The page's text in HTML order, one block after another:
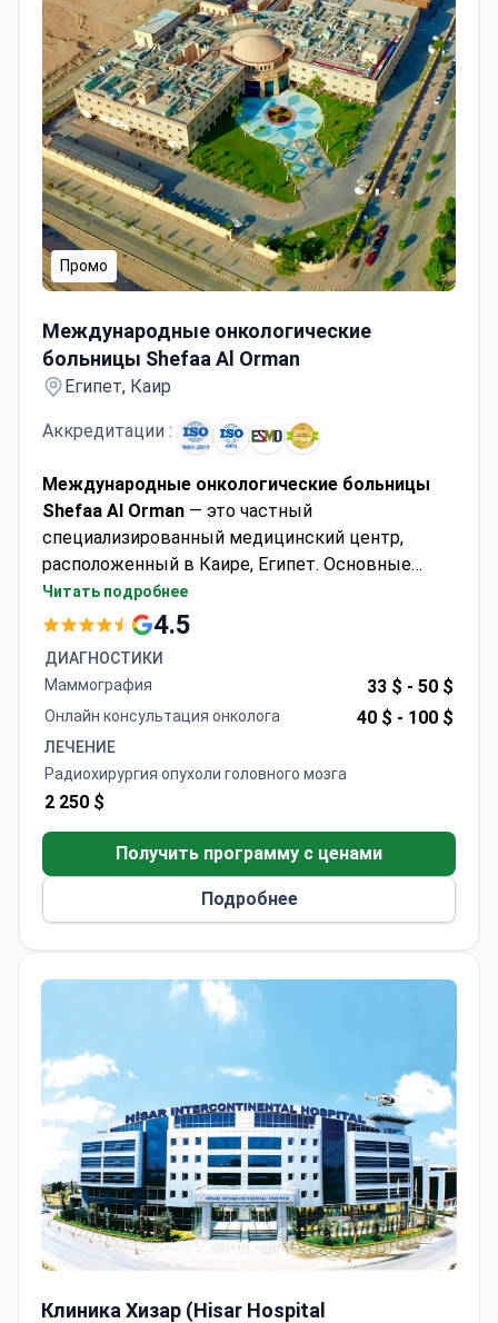
Промо
Международные онкологические
больницы Shefaa Al Orman
Египет, Каир
Аккредитации :
Международные онкологические больницы
Shefaa Al Orman — это частный
специализированный медицинский центр,
расположенный в Каире, Египет. Основные
направления клиники — онкология, диагностика
и детская онкология. Медицинский центр
специалистов имеет опыт в
органосохраняющем лечении рака с
использованием всех методов терапии,
включая химиотерапию, лучевую терапию и
хирургическое вмешательство, а также
реконструктивные операции. Ежегодно около 6
000 пациентов выбирают клинику для
получения медицинской помощи. Большинство
пациентов приезжают из стран СНГ, Европы и
Содружества наций, а также Африки.
Читать подробнее
4.5
ДИАГНОСТИКИ
Маммография
33 $ - 50 $
Онлайн консультация онколога 40 $ - 100 $
ЛЕЧЕНИЕ
Радиохирургия опухоли головного мозга
2 250 $
Получить программу с ценами
Подробнее
Клиника Хизар (Hisar Hospital